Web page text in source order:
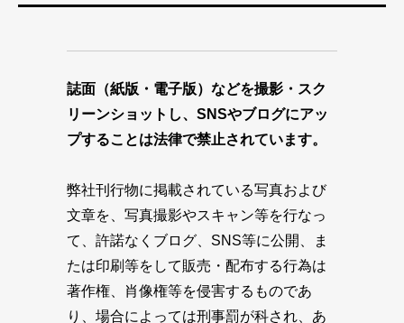
誌面（紙版・電子版）などを撮影・スク
リーンショットし、SNSやブログにアッ
プすることは法律で禁止されています。
弊社刊行物に掲載されている写真および
文章を、写真撮影やスキャン等を行なっ
て、許諾なくブログ、SNS等に公開、ま
たは印刷等をして販売・配布する行為は
著作権、肖像権等を侵害するものであ
り、場合によっては刑事罰が科され、あ